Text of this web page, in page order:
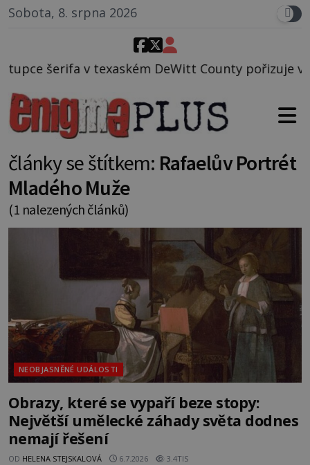
Sobota, 8. srpna 2026
DeWitt County pořizuje video, na kterém
články se štítkem: Rafaelův Portrét
Mladého Muže
(1 nalezených článků)
NEOBJASNĚNÉ UDÁLOSTI
Obrazy, které se vypaří beze stopy:
Největší umělecké záhady světa dodnes
nemají řešení
OD HELENA STEJSKALOVÁ 6.7.2026 3.4TIS